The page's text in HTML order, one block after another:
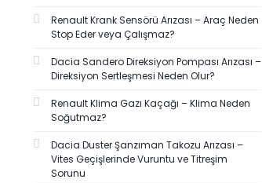
BRAXIS (1)
DE-GA (1)
DEPO-TYC (1)
DODUCO (1)
EMİN (1)
Renault Krank Sensörü Arızası – Araç Neden
Stop Eder veya Çalışmaz?
Dacia Sandero Direksiyon Pompası Arızası –
Direksiyon Sertleşmesi Neden Olur?
Renault Klima Gazı Kaçağı – Klima Neden
Soğutmaz?
Dacia Duster Şanzıman Takozu Arızası –
Vites Geçişlerinde Vuruntu ve Titreşim
Sorunu